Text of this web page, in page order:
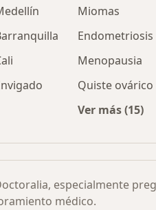
Miomas
Endometriosis
Menopausia
Quiste ovárico
Ver más (15)
especialmente
médico.